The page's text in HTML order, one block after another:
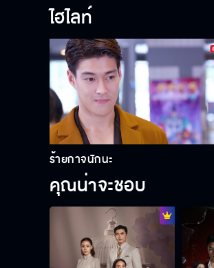
ไฮไลท์
ร้ายกาจนักนะ
คุณน่าจะชอบ